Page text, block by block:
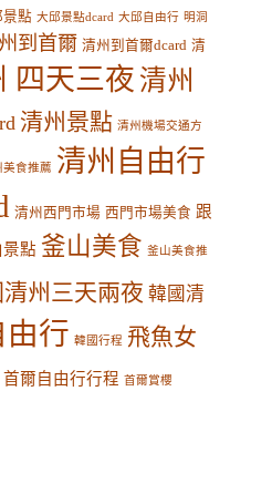
景點 大邱景點dcard 大邱自由行 明洞
到首爾 清州到首爾dcard 清
四天三夜 清州
清州景點 清州機場交通方
美食推薦 清州自由行
清州西門市場 西門市場美食 跟
點 釜山美食 釜山美食推
州三天兩夜 韓國清
由行 韓國行程 飛魚女
首爾自由行行程 首爾賞櫻